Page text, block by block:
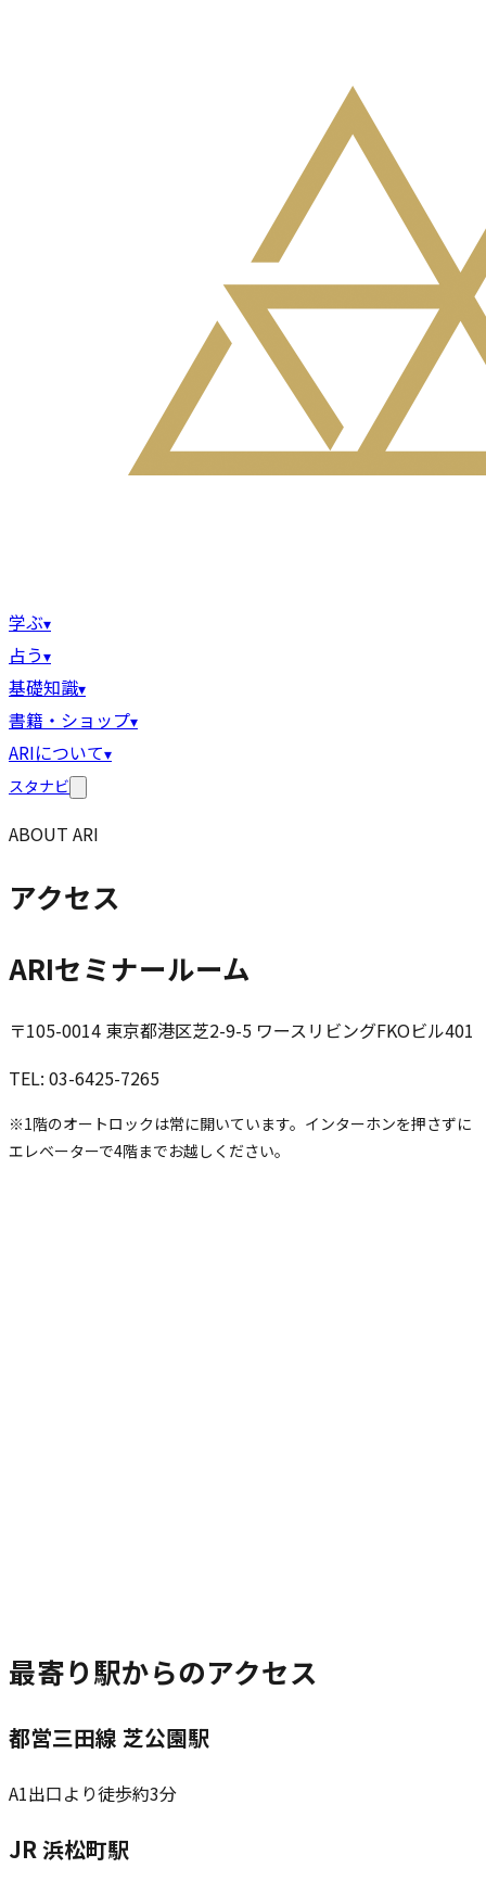
学ぶ▾
占う▾
基礎知識▾
書籍・ショップ▾
ARIについて▾
スタナビ
ABOUT ARI
アクセス
ARIセミナールーム
〒105-0014 東京都港区芝2-9-5 ワースリビングFKOビル401
TEL: 03-6425-7265
※1階のオートロックは常に開いています。インターホンを押さずに
エレベーターで4階までお越しください。
最寄り駅からのアクセス
都営三田線 芝公園駅
A1出口より徒歩約3分
JR 浜松町駅